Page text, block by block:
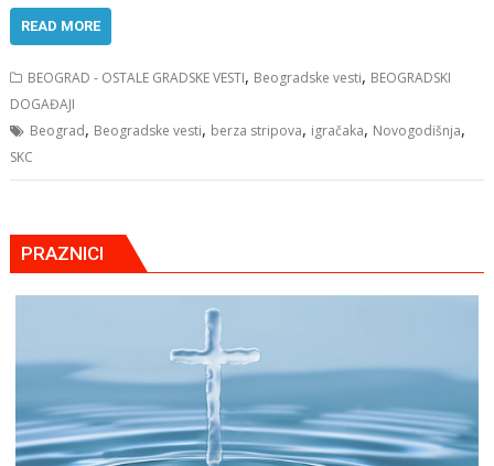
READ MORE
BEOGRAD - OSTALE GRADSKE VESTI, Beogradske vesti, BEOGRADSKI
DOGAĐAJI
Beograd, Beogradske vesti, berza stripova, igračaka, Novogodišnja,
SKC
PRAZNICI